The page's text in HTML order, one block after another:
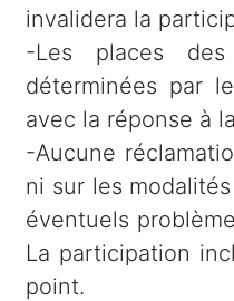
invalidera la
-Les places
déterminées par
avec la réponse à
-Aucune
ni sur les
éventuels
La participation
point.